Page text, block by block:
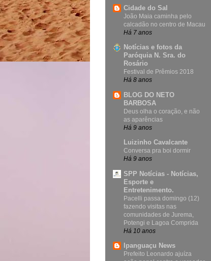
Cidade do Sal
João Maia caminha pelo
calcadão no centro de Macau
Há 7 anos
Notícias e fotos da
Paróquia N. Sra. do
Rosário
Festival de Prêmios 2018
Há 8 anos
BLOG DO NETO
BARBOSA
Deus olha o coração, e não
as aparências
Há 9 anos
Luizinho Cavalcante
Conversa pra boi dormir
Há 9 anos
SPP Notícias - Notícias,
Esporte e
Entretenimento.
Pacelli passa domingo (12)
fazendo visitas nas
comunidades de Jurema,
Potengi e Lagoa Comprida
Há 10 anos
Ipanguaçu News
Prefeito Leonardo ajuíza